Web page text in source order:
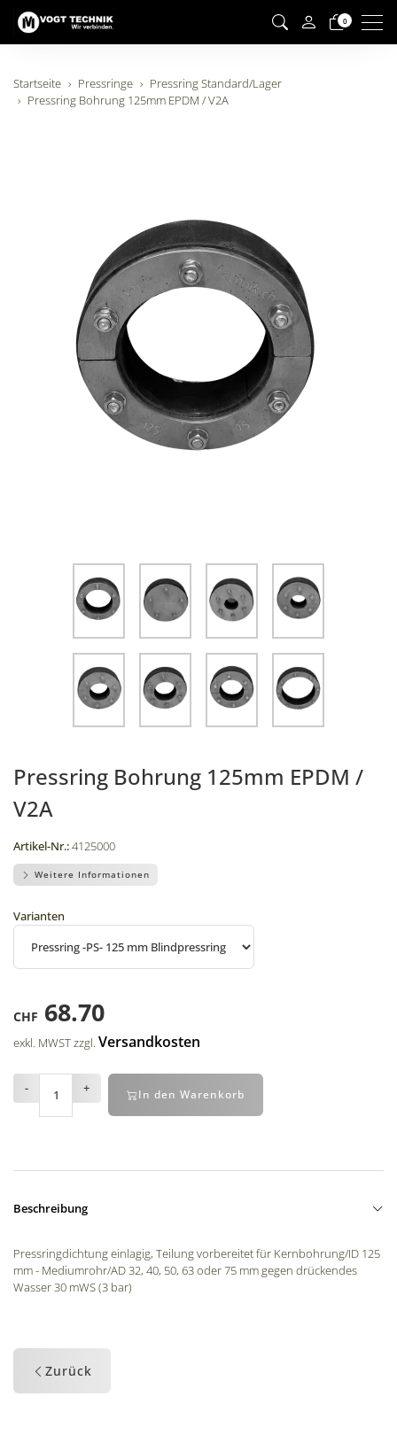
0
Startseite Pressringe
Pressring Standard/Lager
Pressring Bohrung 125mm EPDM / V2A
Pressring Bohrung 125mm EPDM /
V2A
Artikel-Nr.:4125000
Weitere Informationen
Varianten
CHF 68.70
exkl. MWST zzgl. Versandkosten
- + In den Warenkorb
Beschreibung
Pressringdichtung einlagig, Teilung vorbereitet für Kernbohrung/ID 125
mm - Mediumrohr/AD 32, 40, 50, 63 oder 75 mm gegen drückendes
Wasser 30 mWS (3 bar)
Zurück